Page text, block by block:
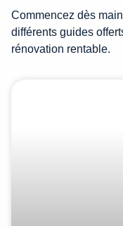
Commencez dès
différents guides
rénovation rentable.